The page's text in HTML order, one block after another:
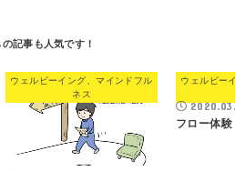
ウェルビーイング、マインドフル
ネス
ウェルビー
フロー体験